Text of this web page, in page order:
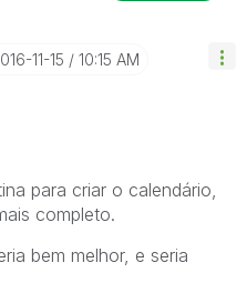
11-15 10:15 AM
para criar o calendário,
completo.
bem melhor, e seria